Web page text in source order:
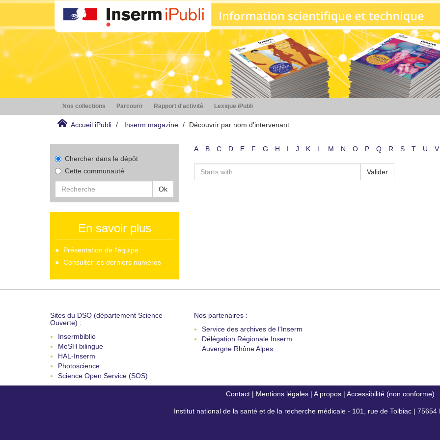
Nos collections Parcourir Rapport d'activité Lexique iPubli
Accueil iPubli Inserm magazine Découvrir par nom d'intervenant
Chercher dans le dépôt
Cette communauté
Ok
En savoir plus
Présentation de l'équipe
Consulter les derniers numéros
A B C D E F G H I J K L M N O P Q R S T U V
Valider
Sites du DSO (département Science
Ouverte) :
Insermbiblio
MeSH bilingue
HAL-Inserm
Photoscience
Science Open Service (SOS)
Nos partenaires :
Service des archives de l'Inserm
Délégation Régionale Inserm
Auvergne Rhône Alpes
Contact| Mentions légales| A propos| Accessibilité (non conforme)
Institut national de la santé et de la recherche médicale - 101, rue de Tolbiac | 75654